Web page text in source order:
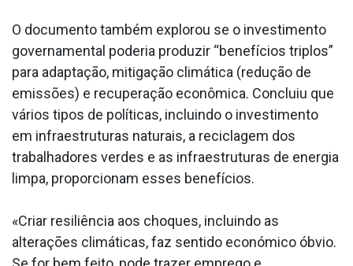
O documento também explorou se o investimento
governamental poderia produzir “benefícios triplos”
para adaptação, mitigação climática (redução de
emissões) e recuperação econômica. Concluiu que
vários tipos de políticas, incluindo o investimento
em infraestruturas naturais, a reciclagem dos
trabalhadores verdes e as infraestruturas de energia
limpa, proporcionam esses benefícios.
«Criar resiliência aos choques, incluindo as
alterações climáticas, faz sentido económico óbvio.